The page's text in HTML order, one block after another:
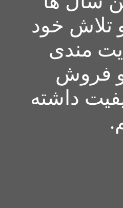
تلاش خود
مندی
فروش
داشته